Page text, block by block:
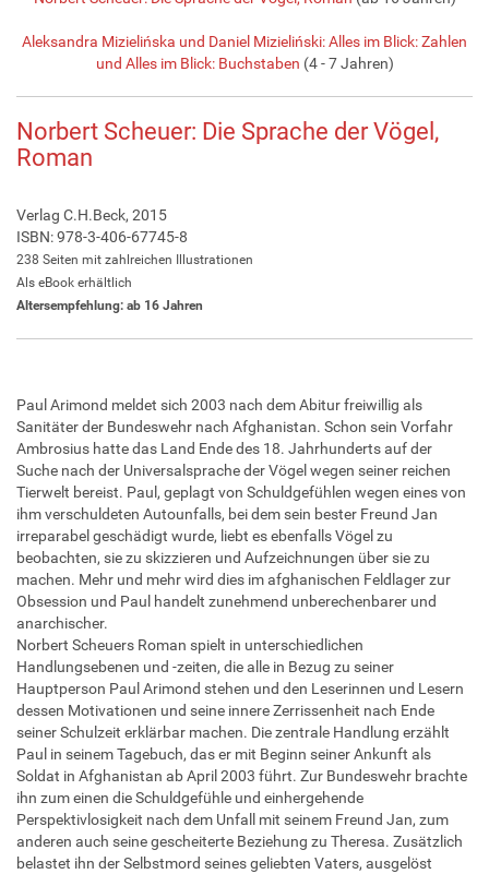
Aleksandra Mizielińska und Daniel Mizieliński: Alles im Blick: Zahlen
und Alles im Blick: Buchstaben (4 - 7 Jahren)
Norbert Scheuer: Die Sprache der Vögel,
Roman
Verlag C.H.Beck, 2015
ISBN: 978-3-406-67745-8
238 Seiten mit zahlreichen Illustrationen
Als eBook erhältlich
Altersempfehlung: ab 16 Jahren
Paul Arimond meldet sich 2003 nach dem Abitur freiwillig als
Sanitäter der Bundeswehr nach Afghanistan. Schon sein Vorfahr
Ambrosius hatte das Land Ende des 18. Jahrhunderts auf der
Suche nach der Universalsprache der Vögel wegen seiner reichen
Tierwelt bereist. Paul, geplagt von Schuldgefühlen wegen eines von
ihm verschuldeten Autounfalls, bei dem sein bester Freund Jan
irreparabel geschädigt wurde, liebt es ebenfalls Vögel zu
beobachten, sie zu skizzieren und Aufzeichnungen über sie zu
machen. Mehr und mehr wird dies im afghanischen Feldlager zur
Obsession und Paul handelt zunehmend unberechenbarer und
anarchischer.
Norbert Scheuers Roman spielt in unterschiedlichen
Handlungsebenen und -zeiten, die alle in Bezug zu seiner
Hauptperson Paul Arimond stehen und den Leserinnen und Lesern
dessen Motivationen und seine innere Zerrissenheit nach Ende
seiner Schulzeit erklärbar machen. Die zentrale Handlung erzählt
Paul in seinem Tagebuch, das er mit Beginn seiner Ankunft als
Soldat in Afghanistan ab April 2003 führt. Zur Bundeswehr brachte
ihn zum einen die Schuldgefühle und einhergehende
Perspektivlosigkeit nach dem Unfall mit seinem Freund Jan, zum
anderen auch seine gescheiterte Beziehung zu Theresa. Zusätzlich
belastet ihn der Selbstmord seines geliebten Vaters, ausgelöst